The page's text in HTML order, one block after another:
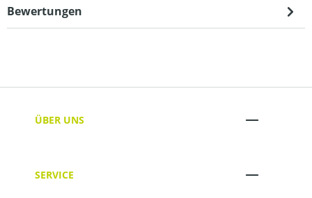
Bewertungen
ÜBER UNS
SERVICE